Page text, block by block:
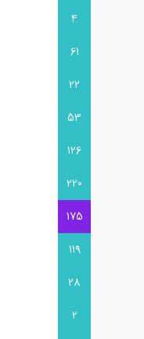
4
61
22
53
126
220
175
119
28
2